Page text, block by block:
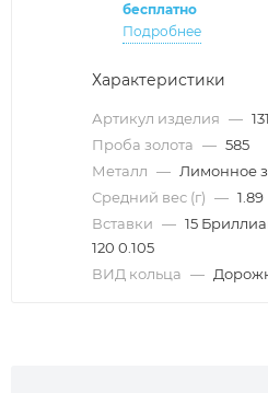
бесплатно
Подробнее
Характеристики
Артикул изделия —
Проба золота — 585
Металл — Лимонное
Средний вес (г) — 1.89
Вставки — 15
120 0.105
ВИД кольца —